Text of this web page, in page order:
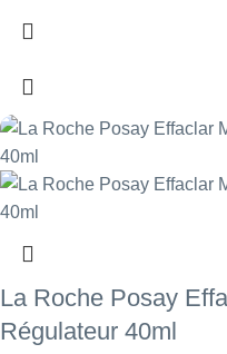
La Roche Posay
Régulateur 40ml